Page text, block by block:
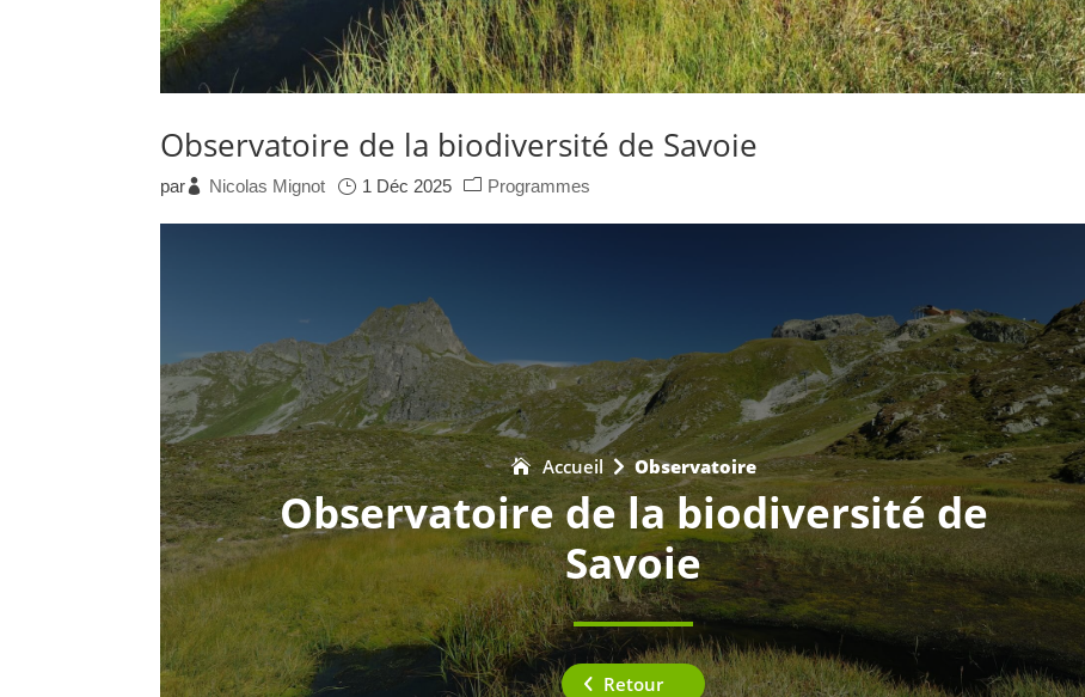
Observatoire de la biodiversité de Savoie
par Nicolas Mignot 1 Déc 2025 Programmes
Accueil  Observatoire
Observatoire de la biodiversité de
Savoie
Retour